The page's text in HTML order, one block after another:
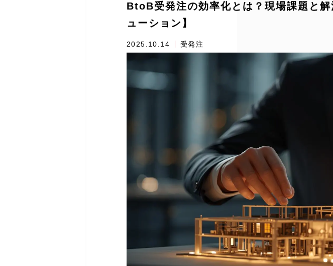
BtoB受発注の効率化とは？現場課題と
ューション】
2025.10.14 受発注